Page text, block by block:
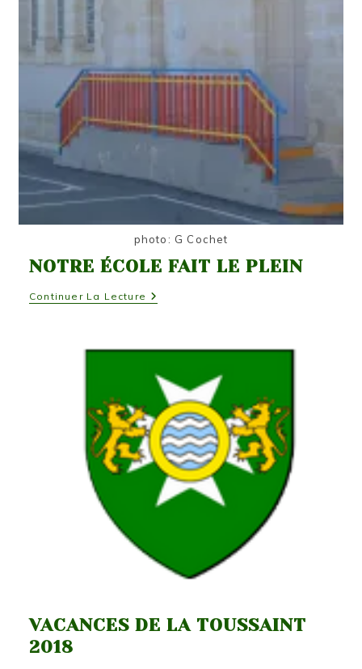
photo: G Cochet
NOTRE ÉCOLE FAIT LE PLEIN
Continuer La Lecture Notre
Plein
VACANCES DE LA TOUSSAINT
2018